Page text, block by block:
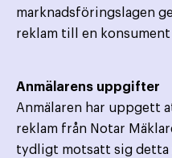
marknadsföringslagen
reklam till en
Anmälarens uppgifter
Anmälaren har uppgett
reklam från Notar
tydligt motsatt sig detta